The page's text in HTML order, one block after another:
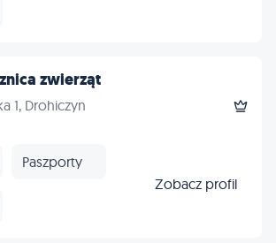
zwierząt
1, Drohiczyn
Paszporty
Zobacz profil